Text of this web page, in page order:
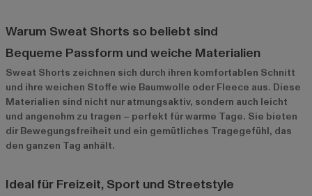
Warum Sweat Shorts so beliebt sind
Bequeme Passform und weiche Materialien
Sweat Shorts zeichnen sich durch ihren komfortablen Schnitt
und ihre weichen Stoffe wie Baumwolle oder Fleece aus. Diese
Materialien sind nicht nur atmungsaktiv, sondern auch leicht
und angenehm zu tragen – perfekt für warme Tage. Sie bieten
dir Bewegungsfreiheit und ein gemütliches Tragegefühl, das
den ganzen Tag anhält.
Ideal für Freizeit, Sport und Streetstyle